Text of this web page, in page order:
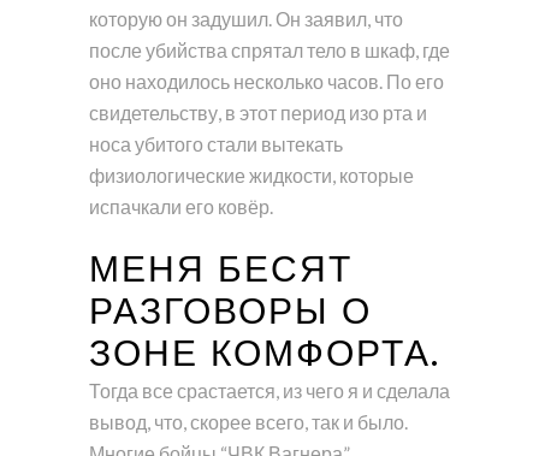
которую он задушил. Он заявил, что
после убийства спрятал тело в шкаф, где
оно находилось несколько часов. По его
свидетельству, в этот период изо рта и
носа убитого стали вытекать
физиологические жидкости, которые
испачкали его ковёр.
МЕНЯ БЕСЯТ
РАЗГОВОРЫ О
ЗОНЕ КОМФОРТА.
Тогда все срастается, из чего я и сделала
вывод, что, скорее всего, так и было.